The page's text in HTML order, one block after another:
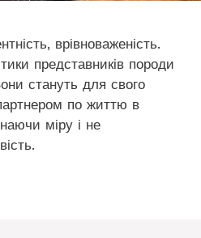
врівноваженість.
представників породи
стануть для свого
по життю в
міру і не